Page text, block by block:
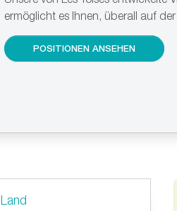
ermöglicht es Ihnen, überall auf
Land